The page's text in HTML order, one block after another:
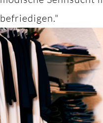
befriedigen."